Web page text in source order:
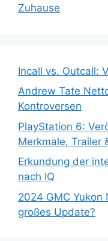
Zuhause
Incall vs. Outcall:
Andrew Tate
Kontroversen
PlayStation 6:
Merkmale, Trailer
Erkundung der
nach IQ
2024 GMC
großes Update?